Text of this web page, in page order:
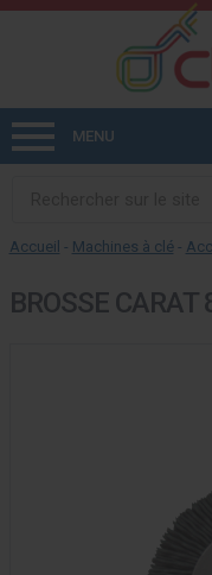
MENU
Accueil - Machines à clé-
BROSSE